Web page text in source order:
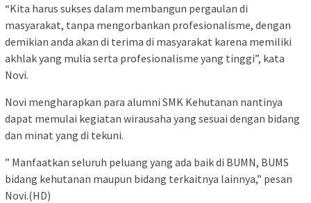
“Kita harus sukses dalam membangun pergaulan di
masyarakat, tanpa mengorbankan profesionalisme, dengan
demikian anda akan di terima di masyarakat karena memiliki
akhlak yang mulia serta profesionalisme yang tinggi”, kata
Novi.
Novi mengharapkan para alumni SMK Kehutanan nantinya
dapat memulai kegiatan wirausaha yang sesuai dengan bidang
dan minat yang di tekuni.
” Manfaatkan seluruh peluang yang ada baik di BUMN, BUMS
bidang kehutanan maupun bidang terkaitnya lainnya,” pesan
Novi.(HD)